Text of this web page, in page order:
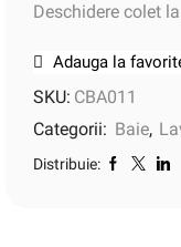
Deschidere colet
Adauga la
SKU: CBA011
Categorii: Baie,
Distribuie: